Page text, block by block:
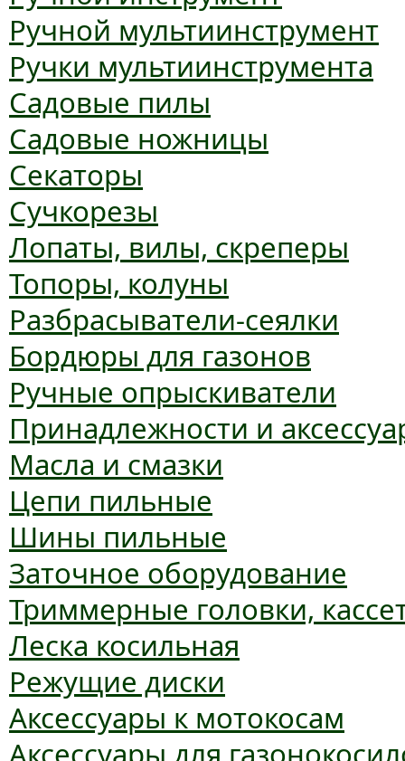
Ручной мультиинструмент
Ручки мультиинструмента
Садовые пилы
Садовые ножницы
Секаторы
Сучкорезы
Лопаты, вилы, скреперы
Топоры, колуны
Разбрасыватели-сеялки
Бордюры для газонов
Ручные опрыскиватели
Принадлежности и
Масла и смазки
Цепи пильные
Шины пильные
Заточное оборудование
Триммерные головки,
Леска косильная
Режущие диски
Аксессуары к мотокосам